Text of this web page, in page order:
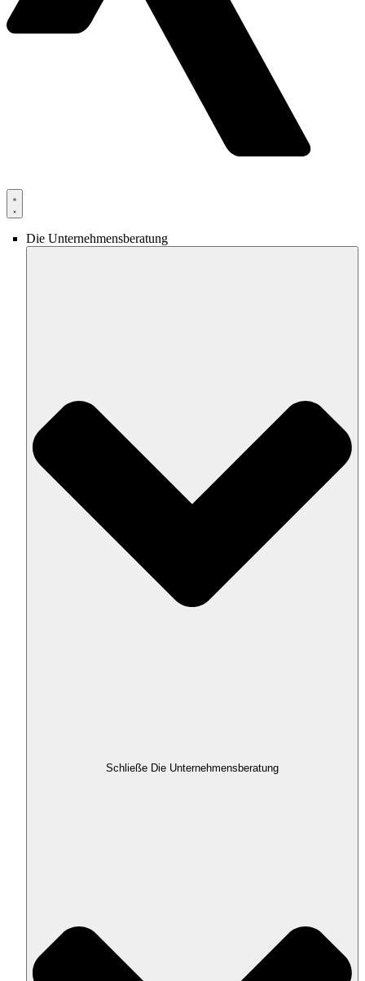
Die Unternehmensberatung
Schließe Die Unternehmensberatung